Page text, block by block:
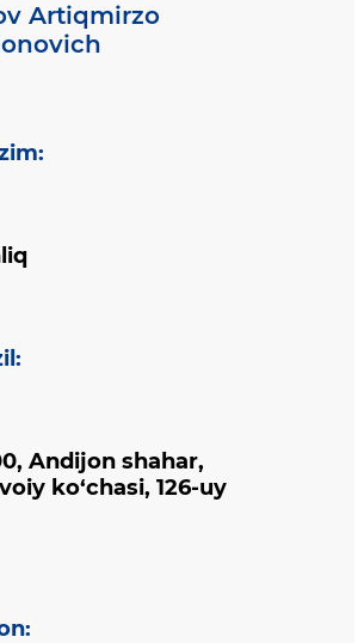
Artiqmirzo
:
:
Andijon shahar,
ko‘chasi, 126-uy
: